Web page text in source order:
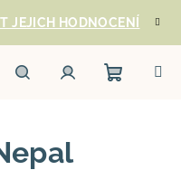
JEJICH HODNOCENÍ